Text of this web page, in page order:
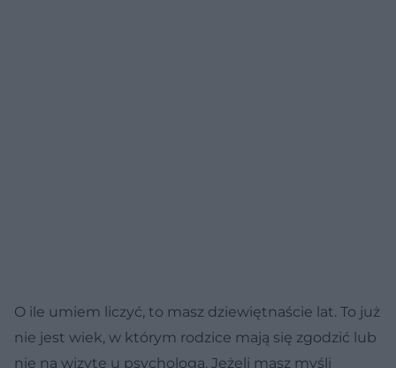
O ile umiem liczyć, to masz dziewiętnaście lat. To już
nie jest wiek, w którym rodzice mają się zgodzić lub
nie na wizytę u psychologa. Jeżeli masz myśli